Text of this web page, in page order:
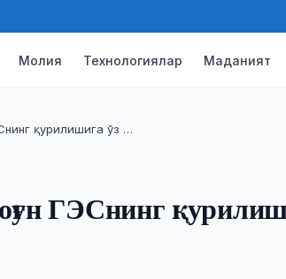
Молия Технологиялар Маданият
қурилишига ўз …
ГЭСнинг